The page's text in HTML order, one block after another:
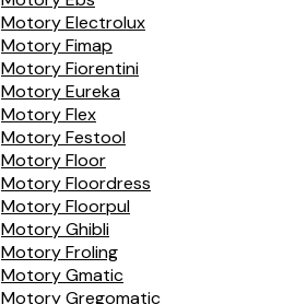
Motory Electrolux
Motory Fimap
Motory Fiorentini
Motory Eureka
Motory Flex
Motory Festool
Motory Floor
Motory Floordress
Motory Floorpul
Motory Ghibli
Motory Froling
Motory Gmatic
Motory Gregomatic